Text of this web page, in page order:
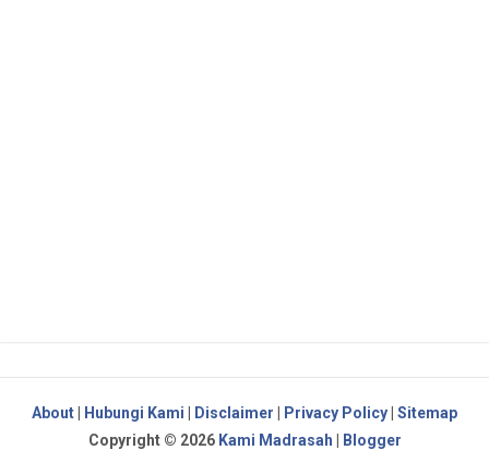
About Hubungi Kami Disclaimer Privacy Policy Sitemap
Copyright © 2026 Kami Madrasah Blogger